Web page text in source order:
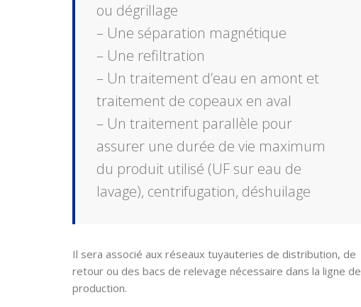
ou dégrillage
– Une séparation magnétique
– Une refiltration
– Un traitement d’eau en amont et
traitement de copeaux en aval
– Un traitement parallèle pour
assurer une durée de vie maximum
du produit utilisé (UF sur eau de
lavage), centrifugation, déshuilage
Il sera associé aux réseaux tuyauteries de distribution, de
retour ou des bacs de relevage nécessaire dans la ligne de
production.